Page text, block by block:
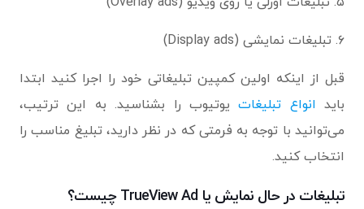
۶. تبلیغات نمایشی (Display ads)
قبل از اینکه اولین کمپین تبلیغاتی خود را اجرا کنید ابتدا
باید انواع تبلیغاتیوتیوب را بشناسید. به این ترتیب،
می‌توانید با توجه به فرمتی که در نظر دارید، تبلیغ مناسب را
انتخاب کنید.
تبلیغات در حال نمایش یا TrueView Ad چیست؟